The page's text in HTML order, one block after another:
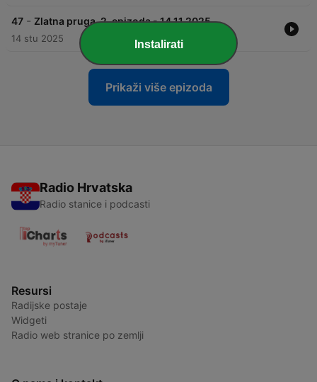
47 - Zlatna pruga, 2. epizoda - 14.11.2025.
14 stu 2025
Prikaži više epizoda
Radio Hrvatska
Radio stanice i podcasti
Resursi
Radijske postaje
Widgeti
Radio web stranice po zemlji
Instalirati